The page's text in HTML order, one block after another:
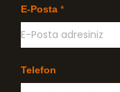
c
e
i
l
E-Posta *
Telefon